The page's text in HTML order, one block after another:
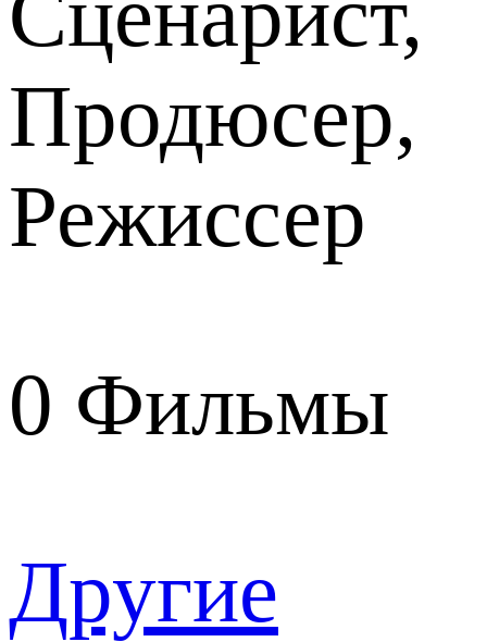
Продюсер,
Режиссер
0 Фильмы
Другие